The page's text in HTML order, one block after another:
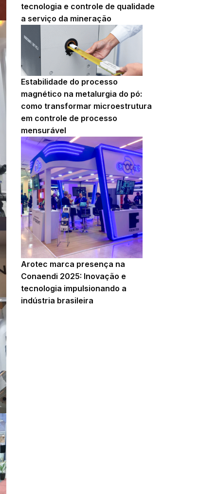
tecnologia e controle de qualidade
a serviço da mineração
Estabilidade do processo
magnético na metalurgia do pó:
como transformar microestrutura
em controle de processo
mensurável
Arotec marca presença na
Conaendi 2025: Inovação e
tecnologia impulsionando a
indústria brasileira